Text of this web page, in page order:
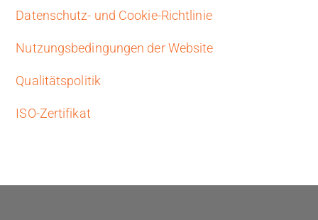
Datenschutz- und Cookie-Richtlinie
Nutzungsbedingungen der Website
Qualitätspolitik
ISO-Zertifikat